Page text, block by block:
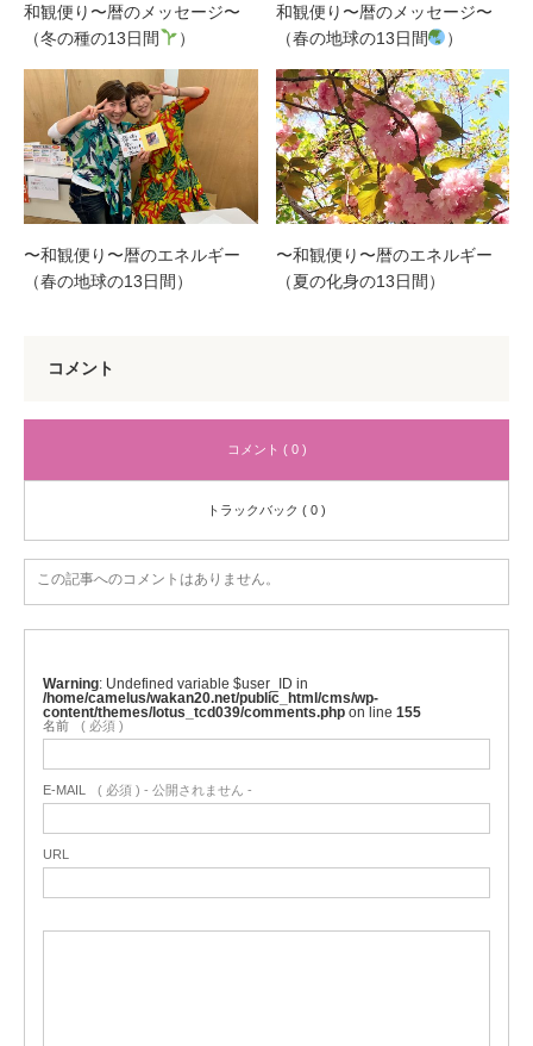
和観便り〜暦のメッセージ〜
（冬の種の13日間
）
和観便り〜暦のメッセージ〜
（春の地球の13日間
）
〜和観便り〜暦のエネルギー
（春の地球の13日間）
〜和観便り〜暦のエネルギー
（夏の化身の13日間）
コメント
コメント ( 0 )
トラックバック ( 0 )
この記事へのコメントはありません。
Warning : Undefined variable $user_ID in
/home/camelus/wakan20.net/public_html/cms/wp-
content/themes/lotus_tcd039/comments.php on line 155
名前 ( 必須 )
E-MAIL ( 必須 ) - 公開されません -
URL